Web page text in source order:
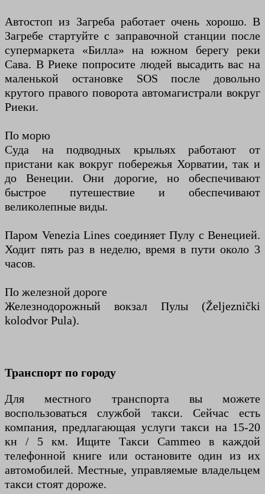
Автостоп из Загреба работает очень хорошо. В
Загребе стартуйте с заправочной станции после
супермаркета «Билла» на южном берегу реки
Сава. В Риеке попросите людей высадить вас на
маленькой остановке SOS после довольно
крутого правого поворота автомагистрали вокруг
Риеки.
По морю
Суда на подводных крыльях работают от
пристани как вокруг побережья Хорватии, так и
до Венеции. Они дорогие, но обеспечивают
быстрое путешествие и обеспечивают
великолепные виды.
Паром Venezia Lines соединяет Пулу с Венецией.
Ходит пять раз в неделю, время в пути около 3
часов.
По железной дороге
Железнодорожный вокзал Пулы (Željeznički
kolodvor Pula).
Транспорт по городу
Для местного транспорта вы можете
воспользоваться службой такси. Сейчас есть
компания, предлагающая услуги такси на 15-20
кн / 5 км. Ищите Такси Cammeo в каждой
телефонной книге или остановите один из их
автомобилей. Местные, управляемые владельцем
такси стоят дороже.